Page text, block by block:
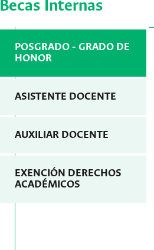
Becas Internas
POSGRADO - GRADO DE
HONOR
ASISTENTE DOCENTE
AUXILIAR DOCENTE
EXENCIÓN DERECHOS
ACADÉMICOS